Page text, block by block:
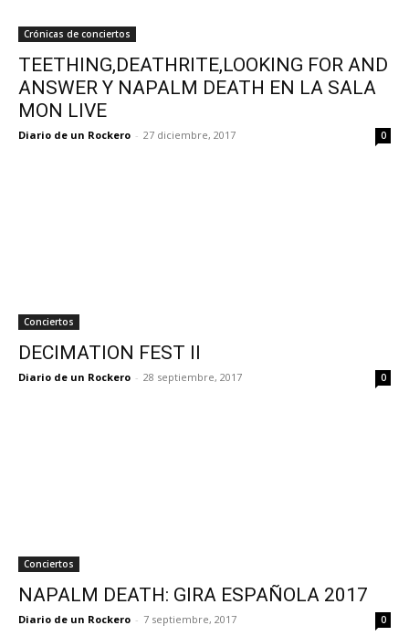
Crónicas de conciertos
TEETHING,DEATHRITE,LOOKING FOR AND
ANSWER Y NAPALM DEATH EN LA SALA
MON LIVE
Diario de un Rockero - 27 diciembre, 2017 0
Conciertos
DECIMATION FEST II
Diario de un Rockero - 28 septiembre, 2017 0
Conciertos
NAPALM DEATH: GIRA ESPAÑOLA 2017
Diario de un Rockero - 7 septiembre, 2017 0